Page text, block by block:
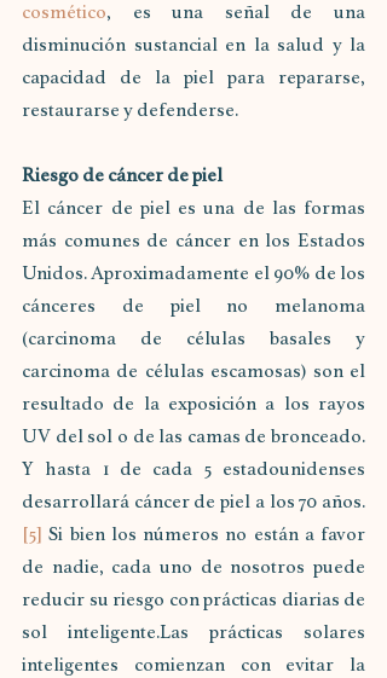
cosmético, es una señal de una
disminución sustancial en la salud y la
capacidad de la piel para repararse,
restaurarse y defenderse.
Riesgo de cáncer de piel
El cáncer de piel es una de las formas
más comunes de cáncer en los Estados
Unidos. Aproximadamente el 90% de los
cánceres de piel no melanoma
(carcinoma de células basales y
carcinoma de células escamosas) son el
resultado de la exposición a los rayos
UV del sol o de las camas de bronceado.
Y hasta 1 de cada 5 estadounidenses
desarrollará cáncer de piel a los 70 años.
[5] Si bien los números no están a favor
de nadie, cada uno de nosotros puede
reducir su riesgo con prácticas diarias de
sol inteligente.Las prácticas solares
inteligentes comienzan con evitar la